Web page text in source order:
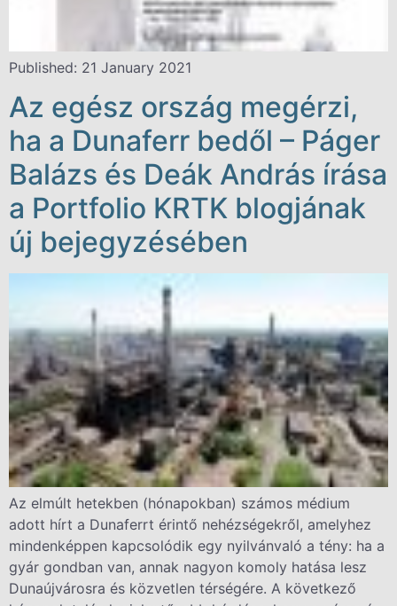
Published: 21 January 2021
Az egész ország megérzi,
ha a Dunaferr bedől – Páger
Balázs és Deák András írása
a Portfolio KRTK blogjának
új bejegyzésében
Az elmúlt hetekben (hónapokban) számos médium
adott hírt a Dunaferrt érintő nehézségekről, amelyhez
mindenképpen kapcsolódik egy nyilvánvaló a tény: ha a
gyár gondban van, annak nagyon komoly hatása lesz
Dunaújvárosra és közvetlen térségére. A következő